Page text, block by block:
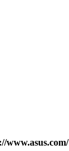
www.asus.com/